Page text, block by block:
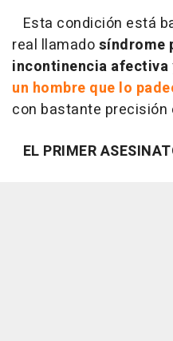
Esta condición está
real llamadosíndrome
incontinencia afectiva
un hombre que lo
con bastante precisión
EL PRIMER